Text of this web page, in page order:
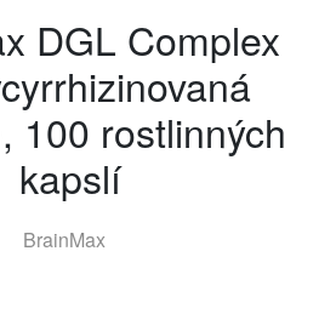
DGL Complex
100 rostlinných
kapslí
BrainMax